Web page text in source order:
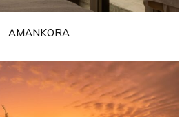
AMANKORA